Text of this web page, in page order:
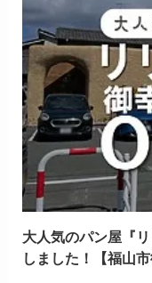
大人気のパン屋『
しました！【福山市